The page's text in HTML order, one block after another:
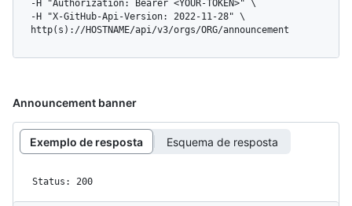
  http(s)://HOSTNAME/api/v3/orgs/ORG/announcement
Announcement banner
Exemplo de resposta Esquema de resposta
Status: 200